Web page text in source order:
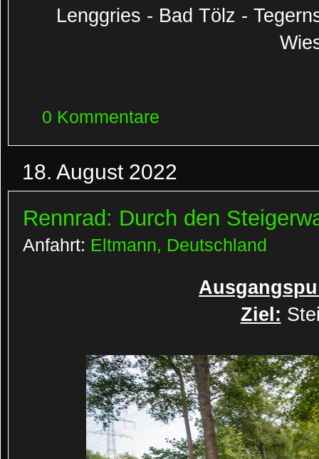
Lenggries - Bad Tölz -
0 Kommentare
18. August 2022
Rennrad: Durch den
Anfahrt: Eltmann, Deutschland
Ziel: